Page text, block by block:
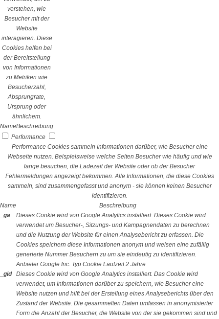
verstehen, wie
Besucher mit der
Website
interagieren. Diese
Cookies helfen bei
der Bereitstellung
von Informationen
zu Metriken wie
Besucherzahl,
Absprungrate,
Ursprung oder
ähnlichem.
NameBeschreibung
Performance
Performance Cookies sammeln Informationen darüber, wie Besucher eine
Webseite nutzen. Beispielsweise welche Seiten Besucher wie häufig und wie
lange besuchen, die Ladezeit der Website oder ob der Besucher
Fehlermeldungen angezeigt bekommen. Alle Informationen, die diese Cookies
sammeln, sind zusammengefasst und anonym - sie können keinen Besucher
identifizieren.
Name
Beschreibung
_ga
Dieses Cookie wird von Google Analytics installiert. Dieses Cookie wird
verwendet um Besucher-, Sitzungs- und Kampagnendaten zu berechnen
und die Nutzung der Website für einen Analysebericht zu erfassen. Die
Cookies speichern diese Informationen anonym und weisen eine zufällig
generierte Nummer Besuchern zu um sie eindeutig zu identifizieren.
Anbieter Google Inc. Typ Cookie Laufzeit 2 Jahre
_gid
Dieses Cookie wird von Google Analytics installiert. Das Cookie wird
verwendet, um Informationen darüber zu speichern, wie Besucher eine
Website nutzen und hilft bei der Erstellung eines Analyseberichts über den
Zustand der Website. Die gesammelten Daten umfassen in anonymisierter
Form die Anzahl der Besucher, die Website von der sie gekommen sind und